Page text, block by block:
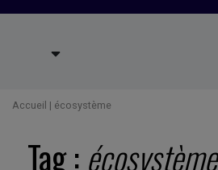
Accueil | écosystème
Tag : écosystème